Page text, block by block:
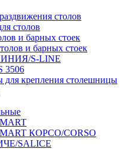
столов
столов
и барных стоек
и барных стоек
S-LINE
3506
крепления столешницы
КОРСО/CORSO
SALICE